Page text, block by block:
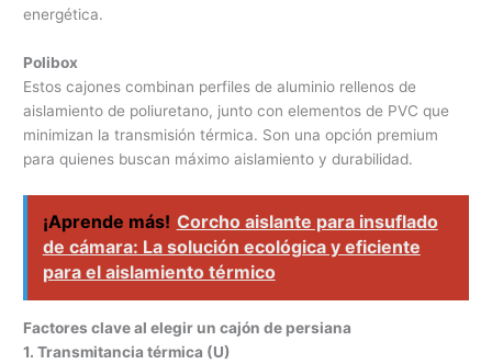
energética.
Polibox
Estos cajones combinan perfiles de aluminio rellenos de
aislamiento de poliuretano, junto con elementos de PVC que
minimizan la transmisión térmica. Son una opción premium
para quienes buscan máximo aislamiento y durabilidad.
¡Aprende más! Corcho aislante para insuflado
de cámara: La solución ecológica y eficiente
para el aislamiento térmico
Factores clave al elegir un cajón de persiana
1. Transmitancia térmica (U)